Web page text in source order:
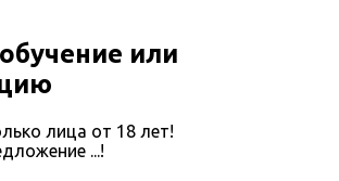
или
лица от 18 лет!
...!